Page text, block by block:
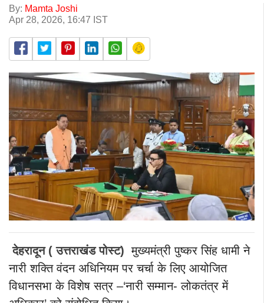
By: Mamta Joshi
Apr 28, 2026, 16:47 IST
देहरादून ( उत्तराखंड पोस्ट) मुख्यमंत्री पुष्कर सिंह धामी ने
नारी शक्ति वंदन अधिनियम पर चर्चा के लिए आयोजित
विधानसभा के विशेष सत्र –‘नारी सम्मान- लोकतंत्र में